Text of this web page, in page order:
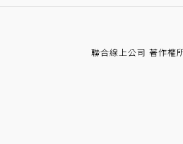
聯合線上公司 著作權